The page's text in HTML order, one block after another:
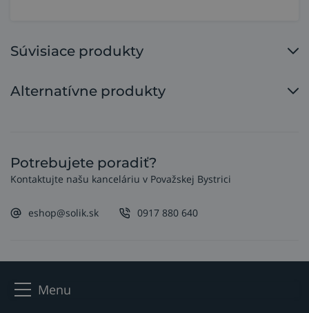
Súvisiace produkty
Alternatívne produkty
Potrebujete poradiť?
Kontaktujte našu kanceláriu v Považskej Bystrici
eshop@solik.sk 0917 880 640
Menu